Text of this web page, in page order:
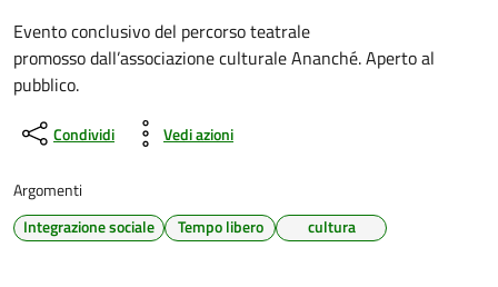
Evento conclusivo del percorso teatrale
promosso dall’associazione culturale Ananché. Aperto al
pubblico.
Condividi Vedi azioni
Argomenti
Integrazione sociale
Tempo libero cultura